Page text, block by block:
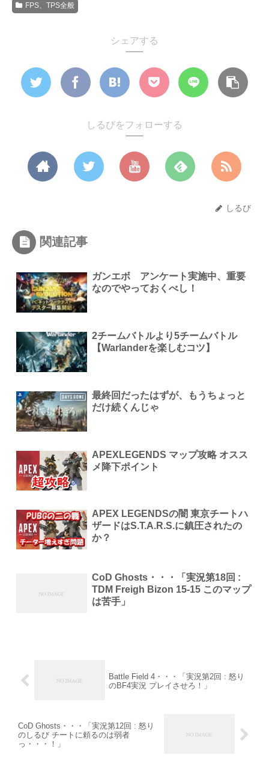
FPS、TPS全般
シェアする
しるびをフォローする
しるび
関連記事
ガンエボ アンケート実施中、重要
なのでやっておくべし！
2チームバトルより5チームバトル
【Warlanderを楽しむコツ】
最終回だったはずが、もうちょっと
だけ続くんじゃ
APEXLEGENDS マップ攻略 オスス
メ降下ポイント
APEX LEGENDSの闇 東京チートハ
ザードはS.T.A.R.S.に鎮圧されたの
か？
CoD Ghosts・・・「実況第18回 :
TDM Freigh Bizon 15-15 このマップ
は苦手」
Battle Field 4・・・「実況第2回 : 怒り
のBF4実況 プレイさせろ！」
CoD Ghosts・・・「実況第12回 : 怒り
のしるび チートに頼るのは弱者
っ・・・！」